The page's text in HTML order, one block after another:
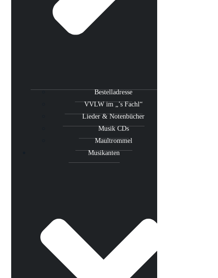
Bestelladresse
VVLW im „’s Fachl“
Lieder & Notenbücher
Musik CDs
Maultrommel
Musikanten